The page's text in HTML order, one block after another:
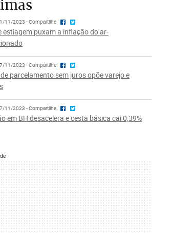
11/2023 - Compartilhe
estiagem puxam a inflação do ar-
11/2023 - Compartilhe
parcelamento sem juros opõe varejo e
11/2023 - Compartilhe
em BH desacelera e cesta básica cai 0,39%